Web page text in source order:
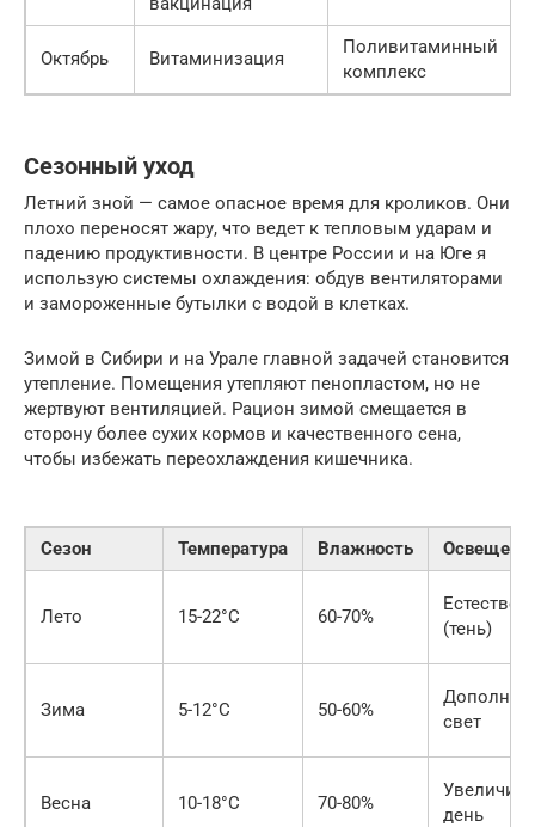
Октябрь Витаминизация
Поливитаминный
комплекс
Сезонный уход
Летний зной — самое опасное время для кроликов. Они
плохо переносят жару, что ведет к тепловым ударам и
падению продуктивности. В центре России и на Юге я
использую системы охлаждения: обдув вентиляторами
и замороженные бутылки с водой в клетках.
Зимой в Сибири и на Урале главной задачей становится
утепление. Помещения утепляют пенопластом, но не
жертвуют вентиляцией. Рацион зимой смещается в
сторону более сухих кормов и качественного сена,
чтобы избежать переохлаждения кишечника.
Сезон Температура Влажность
Лето 15-22°C 60-70%
(тень)
Зима 5-12°C 50-60%
свет
Весна 10-18°C 70-80%
день